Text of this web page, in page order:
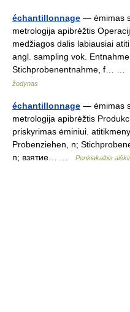
échantillonnage — ėmimas
metrologija apibrėžtis
medžiagos dalis labiausiai
angl. sampling vok.
Stichprobenentnahme, f… …
žodynas
échantillonnage — ėmimas
metrologija apibrėžtis
priskyrimas ėminiui.
Probenziehen, n;
n; взятие… …
Penkiakalbis